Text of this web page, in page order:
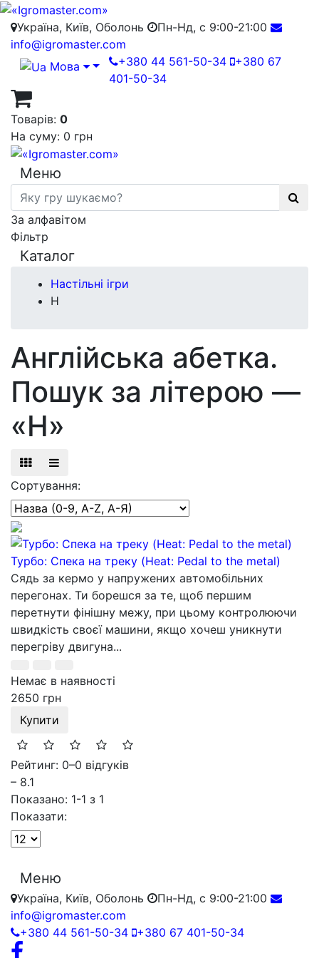
Україна, Київ, Оболонь
Пн-Нд, с 9:00-21:00
info@igromaster.com
Мова
+380 44 561-50-34 +380 67
401-50-34
Товарів: 0
На суму: 0 грн
Меню
За алфавітом
Фільтр
Каталог
Настільні ігри
H
Англійська абетка.
Пошук за літерою —
«H»
Сортування:
Турбо: Спека на треку (Heat: Pedal to the metal)
Сядь за кермо у напружених автомобільних
перегонах. Ти борешся за те, щоб першим
перетнути фінішну межу, при цьому контролюючи
швидкість своєї машини, якщо хочеш уникнути
перегріву двигуна...
Немає в наявності
2650 грн
Купити
Рейтинг: 0–0 відгуків
– 8.1
Показано: 1-1 з 1
Показати:
Меню
Україна, Київ, Оболонь
Пн-Нд, с 9:00-21:00
info@igromaster.com
+380 44 561-50-34
+380 67 401-50-34